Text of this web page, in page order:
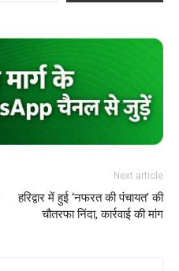
Next article
हरिद्वार में हुई ‘नफरत की पंचायत’ की
चौतरफा निंदा, कार्रवाई की मांग